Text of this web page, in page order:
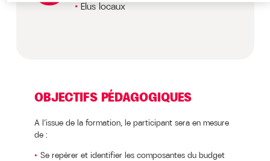
Elus locaux
OBJECTIFS PÉDAGOGIQUES
A l’issue de la formation, le participant sera en mesure
de :
Se repérer et identifier les composantes du budget